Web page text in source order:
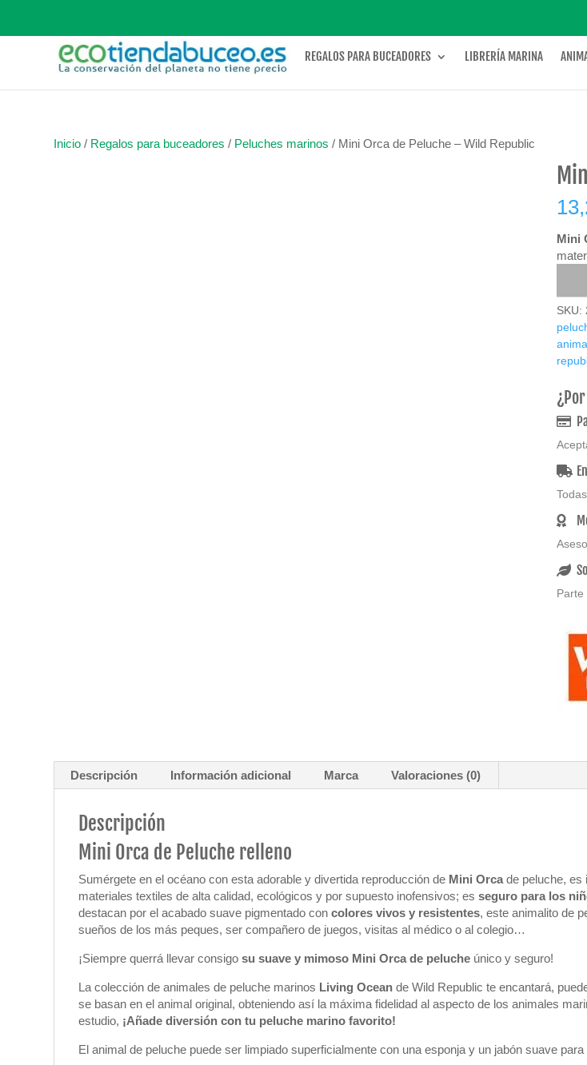
REGALOS PARA BUCEADORES LIBRERÍA MARINA
Inicio / Regalos para buceadores / Peluches marinos / Mini Orca de Peluche – Wild Republic
Mini
SKU:
Parte
Descripción Información adicional Marca Valoraciones (0)
Descripción
Mini Orca de Peluche relleno
Sumérgete en el océano con esta adorable y divertida reproducción de Mini Orcade peluche, es
materiales textiles de alta calidad, ecológicos y por supuesto inofensivos; esseguro para los
destacan por el acabado suave pigmentado concolores vivos y resistentes, este animalito de
sueños de los más peques, ser compañero de juegos, visitas al médico o al colegio…
¡Siempre querrá llevar consigosu suave y mimoso Mini Orca de peluche único y seguro!
La colección de animales de peluche marinos Living Ocean de Wild Republic te encantará,
se basan en el animal original, obteniendo así la máxima fidelidad al aspecto de los animales
estudio, ¡Añade diversión con tu peluche marino favorito!
El animal de peluche puede ser limpiado superficialmente con una esponja y un jabón suave